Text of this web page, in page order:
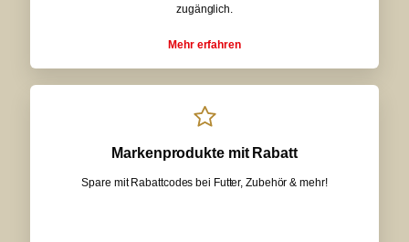
zugänglich.
Mehr erfahren
Markenprodukte mit Rabatt
Spare mit Rabattcodes bei Futter, Zubehör & mehr!